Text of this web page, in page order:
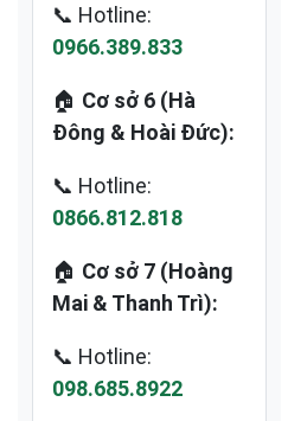
📞 Hotline:
0966.389.833
🏠 Cơ sở 6 (Hà
Đông & Hoài Đức):
📞 Hotline:
0866.812.818
🏠 Cơ sở 7 (Hoàng
Mai & Thanh Trì):
📞 Hotline:
098.685.8922